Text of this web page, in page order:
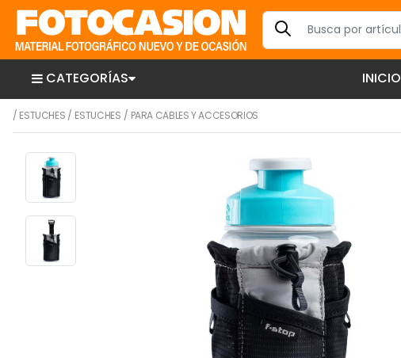
CATEGORÍAS INICIO
/ ESTUCHES / ESTUCHES / PARA CABLES Y ACCESORIOS